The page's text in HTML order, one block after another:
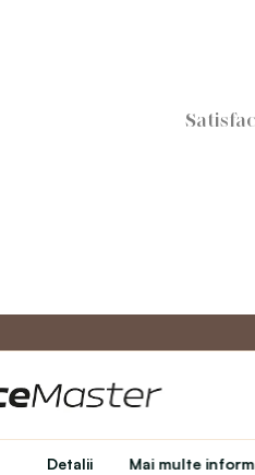
Detalii Mai multe
Contul meu